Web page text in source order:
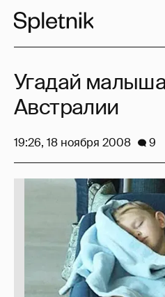
Угадай
Австралии
19:26, 18 ноября 2008 9